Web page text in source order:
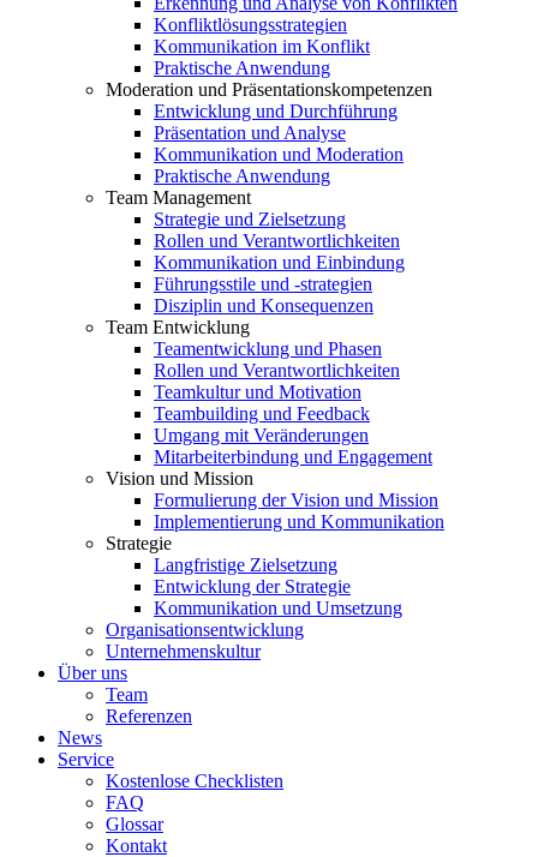
Konfliktlösungsstrategien
Kommunikation im Konflikt
Praktische Anwendung
Moderation und Präsentationskompetenzen
Entwicklung und Durchführung
Präsentation und Analyse
Kommunikation und Moderation
Praktische Anwendung
Team Management
Strategie und Zielsetzung
Rollen und Verantwortlichkeiten
Kommunikation und Einbindung
Führungsstile und -strategien
Disziplin und Konsequenzen
Team Entwicklung
Teamentwicklung und Phasen
Rollen und Verantwortlichkeiten
Teamkultur und Motivation
Teambuilding und Feedback
Umgang mit Veränderungen
Mitarbeiterbindung und Engagement
Vision und Mission
Formulierung der Vision und Mission
Implementierung und Kommunikation
Strategie
Langfristige Zielsetzung
Entwicklung der Strategie
Kommunikation und Umsetzung
Organisationsentwicklung
Unternehmenskultur
Über uns
Team
Referenzen
News
Service
Kostenlose Checklisten
FAQ
Glossar
Kontakt